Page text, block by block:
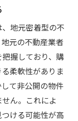
地元密着型の不
元の不動産業者
握しており、購
柔軟性がありま
て非公開の物件
ん。これによ
ける可能性が高